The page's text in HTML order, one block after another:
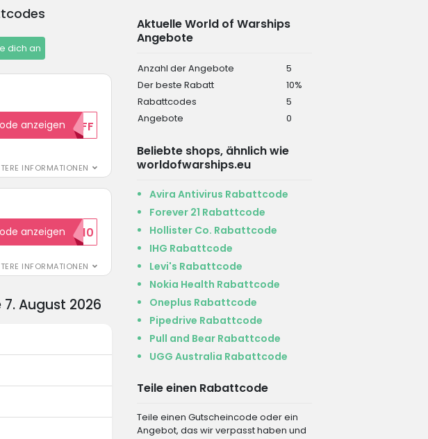
dich an
INFORMATIONEN
anzeigen15OFF
INFORMATIONEN
anzeigen
WILKOMMEN10
Aktuelle World of Warships
Angebote
Anzahl der Angebote
5
Der beste Rabatt
10%
Rabattcodes
5
Angebote
0
Beliebte shops, ähnlich wie
worldofwarships.eu
Avira Antivirus Rabattcode
Forever 21 Rabattcode
Hollister Co. Rabattcode
IHG Rabattcode
Levi's Rabattcode
Nokia Health Rabattcode
Oneplus Rabattcode
Pipedrive Rabattcode
Pull and Bear Rabattcode
UGG Australia Rabattcode
Teile einen Rabattcode
Teile einen Gutscheincode oder ein
Angebot, das wir verpasst haben und
August 2026